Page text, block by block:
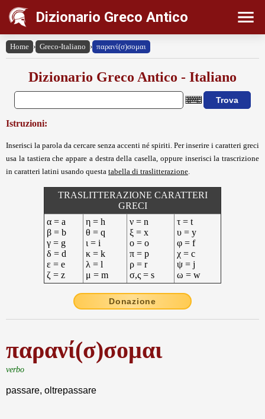
Dizionario Greco Antico
Home › Greco-Italiano › παρανί(σ)σομαι
Dizionario Greco Antico - Italiano
Istruzioni:
Inserisci la parola da cercare senza accenti né spiriti. Per inserire i caratteri greci
usa la tastiera che appare a destra della casella, oppure inserisci la trascrizione
in caratteri latini usando questa tabella di traslitterazione
TRASLITTERAZIONE CARATTERI
GRECI
α = a
β = b
γ = g
δ = d
ε = e
ζ = z
η = h
θ = q
ι = i
κ = k
λ = l
μ = m
ν = n
ξ = x
ο = o
π = p
ρ = r
σ,ς = s
τ = t
υ = y
φ = f
χ = c
ψ = j
ω = w
Donazione
παρανί(σ)σομαι
verbo
passare, oltrepassare